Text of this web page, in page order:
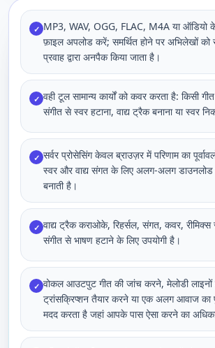
✓ MP3, WAV, OGG, FLAC, M4A या ऑडियो
फ़ाइल अपलोड करें; समर्थित होने पर अभिलेखों को
प्रवाह द्वारा अनपैक किया जाता है।
✓ वही टूल सामान्य कार्यों को कवर करता है: किसी
संगीत से स्वर हटाना, वाद्य ट्रैक बनाना या स्वर
✓ सर्वर प्रोसेसिंग केवल ब्राउज़र में परिणाम का
स्वर और वाद्य संगत के लिए अलग-अलग डाउनलोड
बनाती है।
✓ वाद्य ट्रैक कराओके, रिहर्सल, संगत, कवर,
संगीत से भाषण हटाने के लिए उपयोगी है।
✓ वोकल आउटपुट गीत की जांच करने, मेलोडी
ट्रांसक्रिप्शन तैयार करने या एक अलग आवाज
मदद करता है जहां आपके पास ऐसा करने का